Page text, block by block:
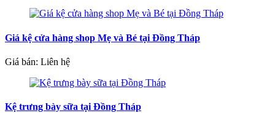
Giá kệ cửa hàng shop Mẹ và Bé tại Đồng Tháp
Giá bán: Liên hệ
Kệ trưng bày sữa tại Đồng Tháp